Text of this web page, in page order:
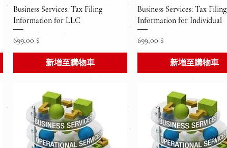
快速瀏覽
Business Services: Tax Filing
Information for LLC
價格
699,00 $
新增至購物車
快速瀏覽
Business Services: Tax Filing
Information for Individual
價格
699,00 $
新增至購物車